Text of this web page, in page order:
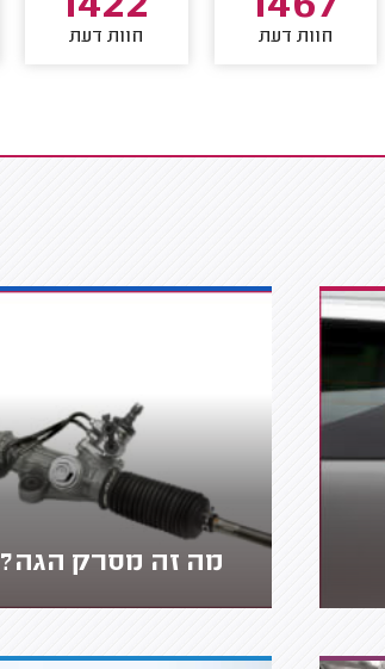
חוות דעת חוות דעת
מה זה מסרק הגה?